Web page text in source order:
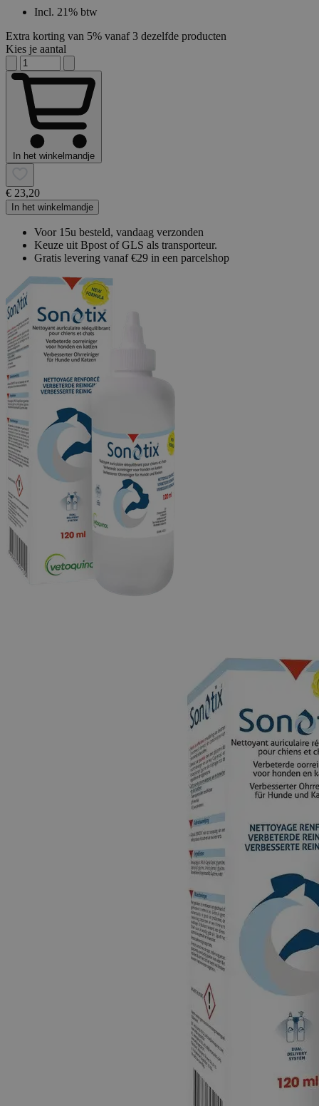
Incl. 21% btw
Extra korting van 5% vanaf 3 dezelfde producten
Kies je aantal
In het winkelmandje
€ 23,20
In het winkelmandje
Voor 15u besteld, vandaag verzonden
Keuze uit Bpost of GLS als transporteur.
Gratis levering vanaf €29 in een parcelshop